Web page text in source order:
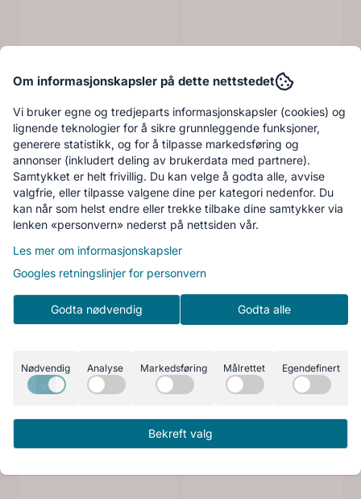
Om informasjonskapsler på dette nettstedet
Vi bruker egne og tredjeparts informasjonskapsler (cookies) og
lignende teknologier for å sikre grunnleggende funksjoner,
generere statistikk, og for å tilpasse markedsføring og
annonser (inkludert deling av brukerdata med partnere).
Samtykket er helt frivillig. Du kan velge å godta alle, avvise
valgfrie, eller tilpasse valgene dine per kategori nedenfor. Du
kan når som helst endre eller trekke tilbake dine samtykker via
lenken «personvern» nederst på nettsiden vår.
Les mer om informasjonskapsler
Googles retningslinjer for personvern
Godta nødvendig Godta alle
Nødvendig Analyse Markedsføring Målrettet Egendefinert
Bekreft valg